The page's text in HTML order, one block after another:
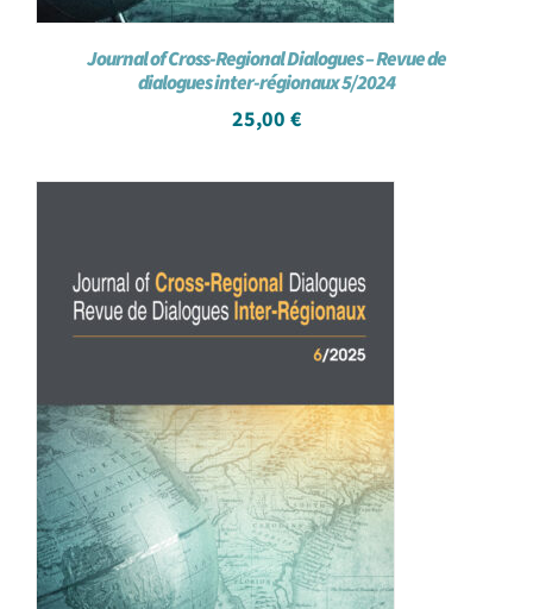
Journal of Cross-Regional Dialogues – Revue de
dialogues inter-régionaux 5/2024
25,00 €